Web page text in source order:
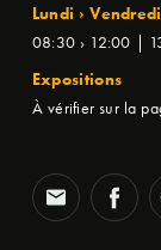
Lundi › Vendredi
08:30 › 12:00 |
Expositions
À vérifier sur la